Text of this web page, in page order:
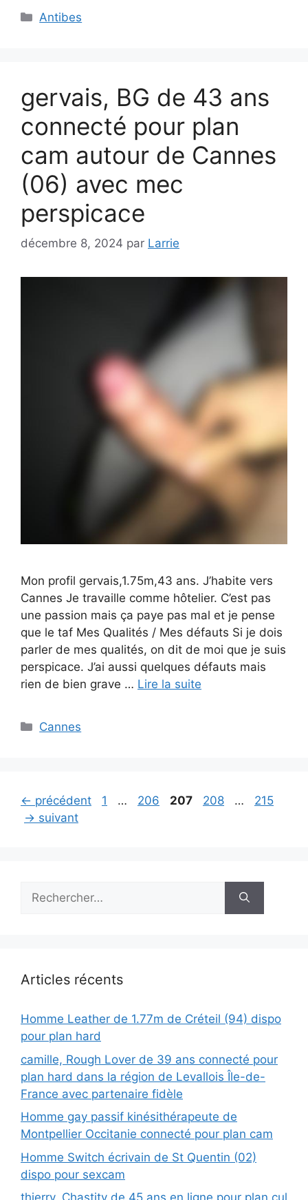
Catégories
Antibes
gervais, BG de 43 ans
connecté pour plan
cam autour de Cannes
(06) avec mec
perspicace
décembre 8, 2024 par Larrie
Mon profil gervais,1.75m,43 ans. J’habite vers
Cannes Je travaille comme hôtelier. C’est pas
une passion mais ça paye pas mal et je pense
que le taf Mes Qualités / Mes défauts Si je dois
parler de mes qualités, on dit de moi que je suis
perspicace. J’ai aussi quelques défauts mais
rien de bien grave … Lire la suite
Catégories
Cannes
← précédent Page
1 … Page
206 Page
207 Page
208 … Page
215
→ suivant
Rechercher :
Articles récents
Homme Leather de 1.77m de Créteil (94) dispo
pour plan hard
camille, Rough Lover de 39 ans connecté pour
plan hard dans la région de Levallois Île-de-
France avec partenaire fidèle
Homme gay passif kinésithérapeute de
Montpellier Occitanie connecté pour plan cam
Homme Switch écrivain de St Quentin (02)
dispo pour sexcam
thierry, Chastity de 45 ans en ligne pour plan cul